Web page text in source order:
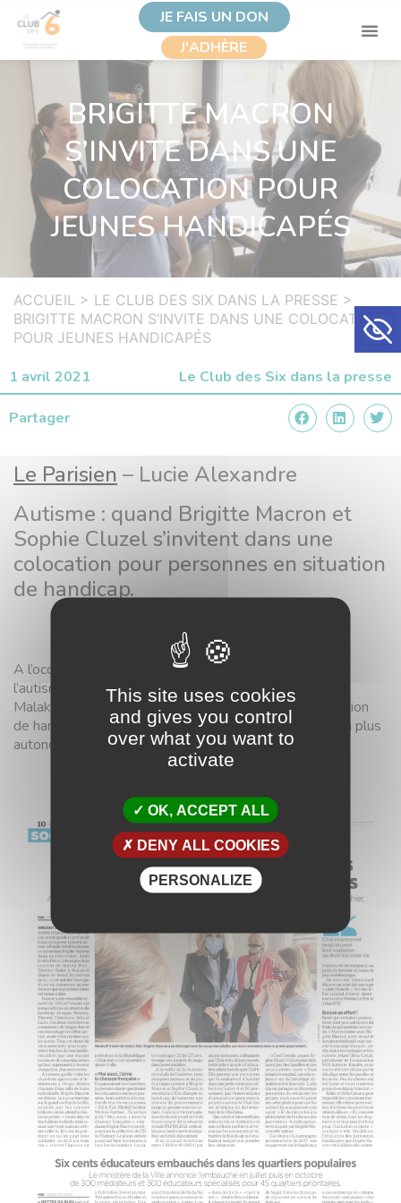
Ouvrir
JE FAIS UN DON
J'ADHÈRE
BRIGITTE MACRON
S’INVITE DANS UNE
COLOCATION POUR
JEUNES HANDICAPÉS
ACCUEIL > LE CLUB DES SIX DANS LA PRESSE >
BRIGITTE MACRON S’INVITE DANS UNE COLOCATION
POUR JEUNES HANDICAPÉS
1 avril 2021 Le Club des Six dans la presse
Partager
Le Parisien – Lucie Alexandre
Autisme : quand Brigitte Macron et
Sophie Cluzel s’invitent dans une
colocation pour personnes en situation
de handicap.
A l’occasion de la journée mondiale de sensibilisation à
l’autisme, la Première dame était ce jeudi en visite à
Malakoff dans une colocation pour personnes en situation
de handicap. Objectif : leur permettre de vivre de façon plus
autonome (…)
This site uses cookies
and gives you control
over what you want to
activate
OK, ACCEPT ALL
DENY ALL COOKIES
PERSONALIZE